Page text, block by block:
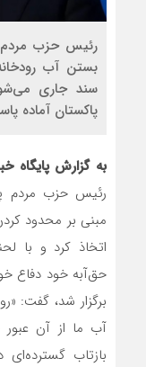
رئیس حزب مردم
بستن آب
سند جاری
پاکستان آماده
به گزارش پایگاه
رئیس حزب مردم
مبنی بر محدود
اتخاذ کرد و با
حق‌آبه خود دفاع
برگزار شد، گفت:
آب ما از آن
بازتاب